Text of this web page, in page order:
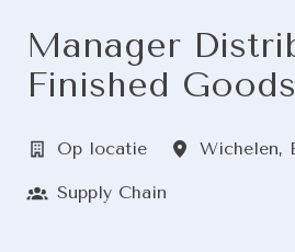
Manager
Finished Goods
Op locatie Wichelen,
Supply Chain